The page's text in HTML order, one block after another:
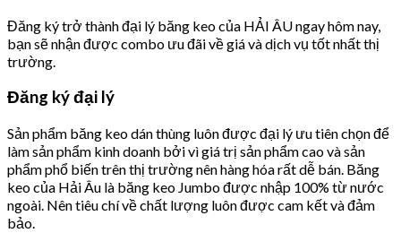
Đăng ký trở thành đại lý băng keo của HẢI ÂU ngay hôm nay,
bạn sẽ nhận được combo ưu đãi về giá và dịch vụ tốt nhất thị
trường.
Đăng ký đại lý
Sản phẩm băng keo dán thùng luôn được đại lý ưu tiên chọn để
làm sản phẩm kinh doanh bởi vì giá trị sản phẩm cao và sản
phẩm phổ biến trên thị trường nên hàng hóa rất dễ bán. Băng
keo của Hải Âu là băng keo Jumbo được nhập 100% từ nước
ngoài. Nên tiêu chí về chất lượng luôn được cam kết và đảm
bảo.